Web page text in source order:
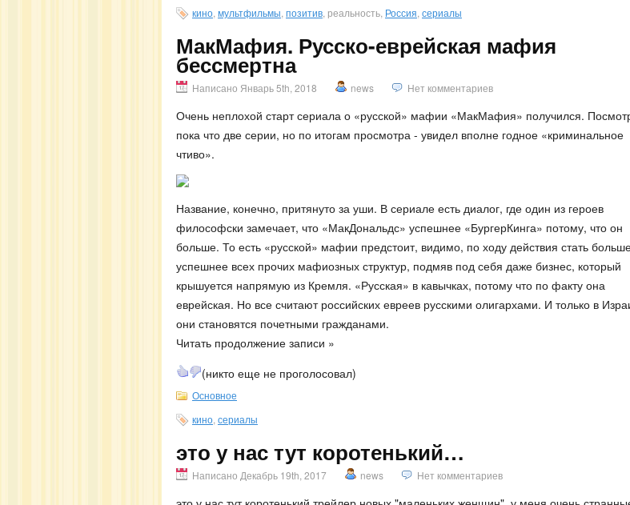
кино мультфильмы позитив , реальность, Россия сериалы
МакМафия. Русско-еврейская мафия
бессмертна
Написано Январь 5th, 2018 news Нет комментариев
Очень неплохой старт сериала о «русской» мафии «МакМафия» получился.
пока что две серии, но по итогам просмотра - увидел вполне годное «криминальное
чтиво».
Название, конечно, притянуто за уши. В сериале есть диалог, где один из героев
философски замечает, что «МакДональдс» успешнее «БургерКинга» потому, что он
больше. То есть «русской» мафии предстоит, видимо, по ходу действия стать
успешнее всех прочих мафиозных структур, подмяв под себя даже бизнес, который
крышуется напрямую из Кремля. «Русская» в кавычках, потому что по факту она
еврейская. Но все считают российских евреев русскими олигархами. И только в
они становятся почетными гражданами.
Читать продолжение записи »
(никто еще не проголосовал)
Основное
кино сериалы
это у нас тут коротенький…
Написано Декабрь 19th, 2017 news Нет комментариев